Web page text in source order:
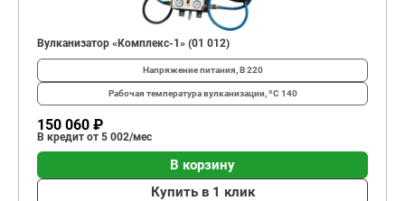
Вулканизатор «Комплекс-1» (01 012)
Напряжение питания, В220
Рабочая температура вулканизации, ºС 140
150 060 ₽
В кредит от 5 002/мес
В корзину
Купить в 1 клик